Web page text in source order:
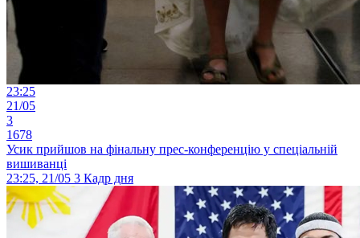
23:25
21/05
3
1678
Усик прийшов на фінальну прес-конференцію у спеціальній
вишиванці
23:25, 21/05 3 Кадр дня